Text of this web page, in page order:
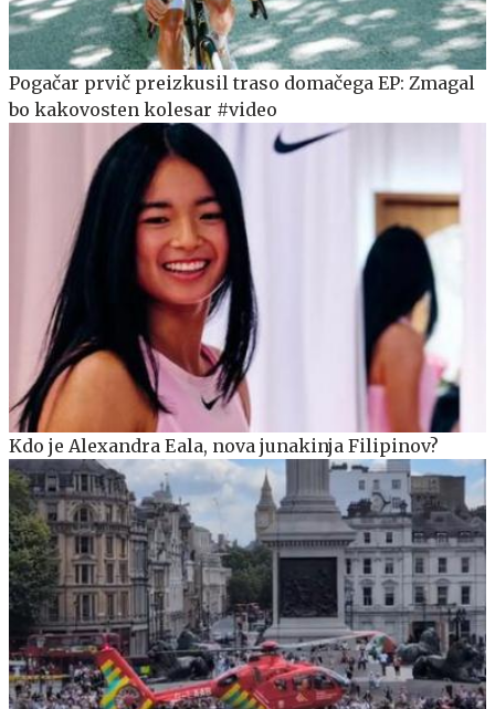
Pogačar prvič preizkusil traso domačega EP: Zmagal
bo kakovosten kolesar #video
Kdo je Alexandra Eala, nova junakinja Filipinov?